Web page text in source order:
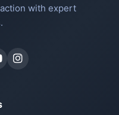
with expert